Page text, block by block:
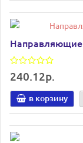
Направляющие
240.12р.
в корзину